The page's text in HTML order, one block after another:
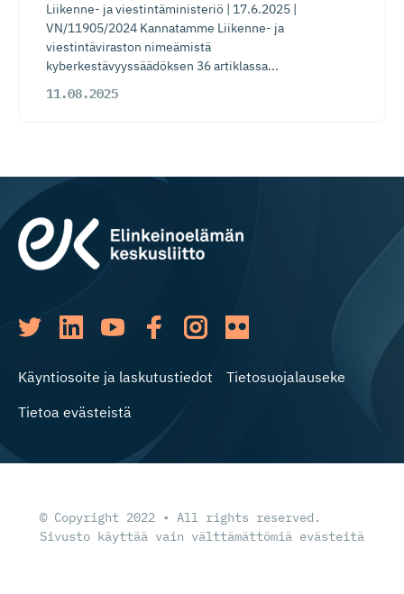
Liikenne- ja viestintäministeriö | 17.6.2025 |
VN/11905/2024 Kannatamme Liikenne- ja
viestintäviraston nimeämistä
kyberkestävyyssäädöksen 36 artiklassa...
11.08.2025
Käyntiosoite ja laskutustiedot
Tietosuojalauseke
Tietoa evästeistä
© Copyright 2022 • All rights reserved.
Sivusto käyttää vain välttämättömiä evästeitä